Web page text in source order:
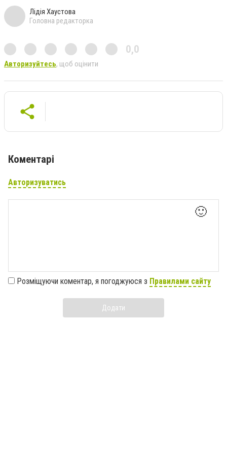
Лідія Хаустова
Головна редакторка
0,0
Авторизуйтесь, щоб оцінити
Коментарі
Авторизуватись
🙂
Розміщуючи коментар, я погоджуюся з Правилами сайту
Додати